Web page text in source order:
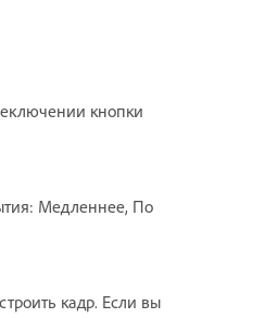
кнопки
Медленнее, По
кадр. Если вы